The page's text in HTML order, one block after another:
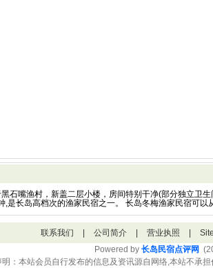
石嘴渔村，新盖二层小楼，房间特别干净(部分独立卫
,是长岛高档次的渔家民宿之一。 长岛冬梅渔家民宿可
联系我们 公司简介 营业执照
Powered by 长岛民宿点评网
明：本站会员自行发布的信息及资讯源自网络,本站不承